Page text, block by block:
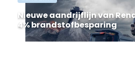
Direct contact
Evenement aanmelden
Nieuwe aandrijflijn van
4% brandstofbesparing